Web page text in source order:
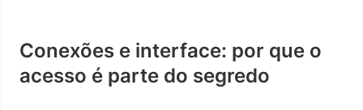
Conexões e interface: por que o
acesso é parte do segredo